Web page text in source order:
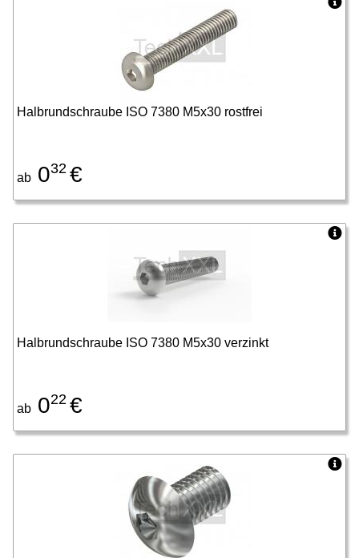
Halbrundschraube ISO 7380 M5x30 rostfrei
ab 032 €
Halbrundschraube ISO 7380 M5x30 verzinkt
ab 022 €